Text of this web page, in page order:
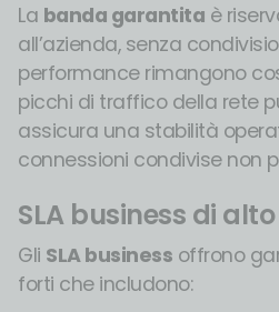
La banda garantita è
all’azienda, senza
performance rimangono
picchi di traffico della rete
assicura una stabilità
connessioni condivise non
SLA business di
Gli SLA business offrono
forti che includono: